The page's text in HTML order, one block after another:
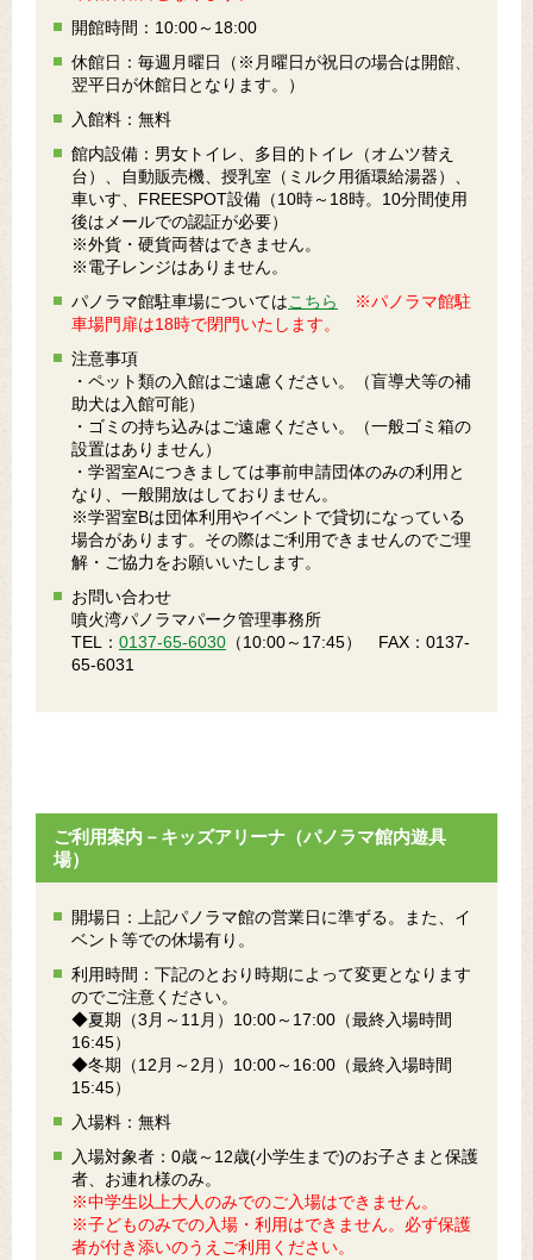
開館時間：10:00～18:00
休館日：毎週月曜日（※月曜日が祝日の場合は開館、
翌平日が休館日となります。）
入館料：無料
館内設備：男女トイレ、多目的トイレ（オムツ替え
台）、自動販売機、授乳室（ミルク用循環給湯器）、
車いす、FREESPOT設備（10時～18時。10分間使用
後はメールでの認証が必要）
※外貨・硬貨両替はできません。
※電子レンジはありません。
パノラマ館駐車場についてはこちら
※パノラマ館駐
車場門扉は18時で閉門いたします。
注意事項
・ペット類の入館はご遠慮ください。（盲導犬等の補
助犬は入館可能）
・ゴミの持ち込みはご遠慮ください。（一般ゴミ箱の
設置はありません）
・学習室Aにつきましては事前申請団体のみの利用と
なり、一般開放はしておりません。
※学習室Bは団体利用やイベントで貸切になっている
場合があります。その際はご利用できませんのでご理
解・ご協力をお願いいたします。
お問い合わせ
噴火湾パノラマパーク管理事務所
TEL： 0137-65-6030 （10:00～17:45） FAX：0137-
65-6031
ご利用案内－キッズアリーナ（パノラマ館内遊具
場）
開場日：上記パノラマ館の営業日に準ずる。また、イ
ベント等での休場有り。
利用時間：下記のとおり時期によって変更となります
のでご注意ください。
◆夏期（3月～11月）10:00～17:00（最終入場時間
16:45）
◆冬期（12月～2月）10:00～16:00（最終入場時間
15:45）
入場料：無料
入場対象者：0歳～12歳(小学生まで)のお子さまと保護
者、お連れ様のみ。
※中学生以上大人のみでのご入場はできません。
※子どものみでの入場・利用はできません。必ず保護
者が付き添いのうえご利用ください。